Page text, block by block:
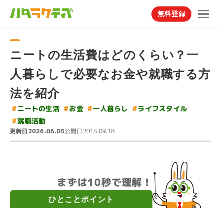
無料登録
ニートの生活費はどのくらい？一
人暮らしで必要なお金や就職する方
法を紹介
#ニートの生活 #お金 #一人暮らし #ライフスタイル
#就職活動
更新日2026.06.05公開日2018.09.18
まずは10秒で理解！
ひとことポイント